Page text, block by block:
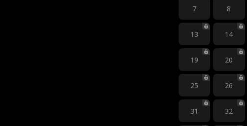
7 8
13 14
19 20
25 26
31 32